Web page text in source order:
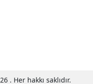
. Her hakkı saklıdır.